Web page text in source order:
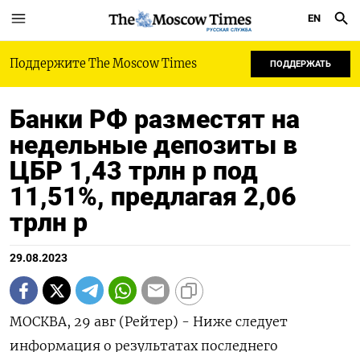
РУССКАЯ СЛУЖБА
EN
Поддержите The Moscow Times ПОДДЕРЖАТЬ
Банки РФ разместят на
недельные депозиты в
ЦБР 1,43 трлн р под
11,51%, предлагая 2,06
трлн р
29.08.2023
МОСКВА, 29 авг (Рейтер) - Ниже следует
информация о результатах последнего